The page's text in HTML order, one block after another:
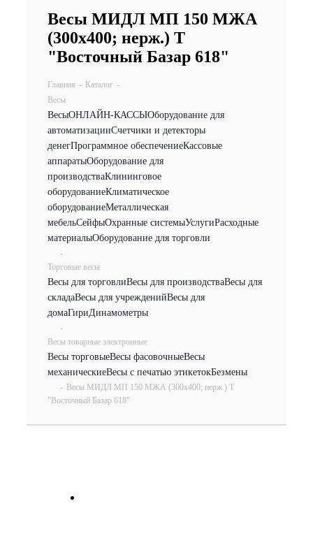
Весы МИДЛ МП 150 МЖА
(300х400; нерж.) Т
"Восточный Базар 618"
Главная - Каталог -
Весы
ВесыОНЛАЙН-КАССЫОборудование для
автоматизацииСчетчики и детекторы
денегПрограммное обеспечениеКассовые
аппаратыОборудование для
производстваКлининговое
оборудованиеКлиматическое
оборудованиеМеталлическая
мебельСейфыОхранные системыУслугиРасходные
материалыОборудование для торговли
-
Торговые весы
Весы для торговлиВесы для производстваВесы для
складаВесы для учрежденийВесы для
домаГириДинамометры
-
Весы товарные электронные
Весы торговыеВесы фасовочныеВесы
механическиеВесы с печатью этикетокБезмены
- Весы МИДЛ МП 150 МЖА (300х400; нерж.) Т
"Восточный Базар 618"